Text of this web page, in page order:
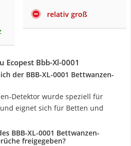
relativ groß
Bbb-Xl-0001
der ‎BBB-XL-0001 Bettwanzen-
Detektor wurde speziell für
eignet sich für Betten und
BBB-XL-0001 Bettwanzen-
freigegeben?